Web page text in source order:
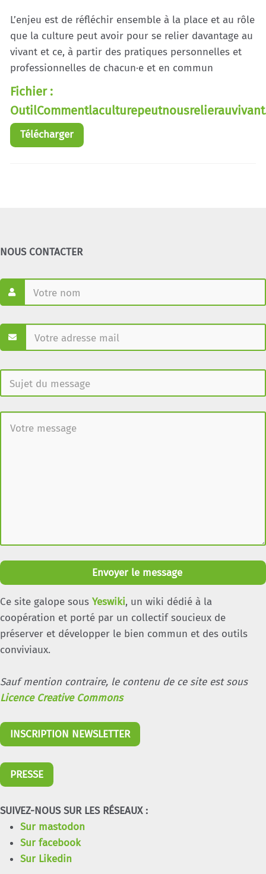
L’enjeu est de réfléchir ensemble à la place et au rôle
que la culture peut avoir pour se relier davantage au
vivant et ce, à partir des pratiques personnelles et
professionnelles de chacun·e et en commun
Fichier :
Télécharger
NOUS CONTACTER
Envoyer le message
Ce site galope sous Yeswiki, un wiki dédié à la
coopération et porté par un collectif soucieux de
préserver et développer le bien commun et des outils
conviviaux.
Sauf mention contraire, le contenu de ce site est sous
Licence Creative Commons
INSCRIPTION NEWSLETTER
PRESSE
SUIVEZ-NOUS SUR LES RÉSEAUX :
Sur mastodon
Sur facebook
Sur Likedin